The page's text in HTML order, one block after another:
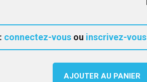
connectez-vous ou inscrivez-vous
AJOUTER AU PANIER